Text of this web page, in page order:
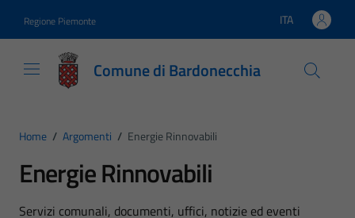
Regione Piemonte Lingua attiva:
ITA
Comune di Bardonecchia
Home / Argomenti / Energie Rinnovabili
Energie Rinnovabili
Servizi comunali, documenti, uffici, notizie ed eventi